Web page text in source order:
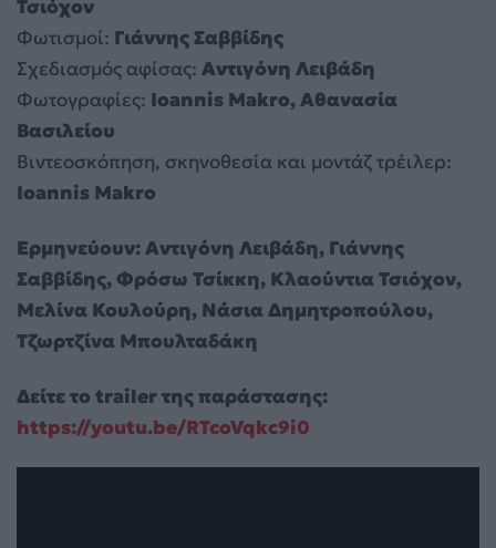
Τσιόχον
Φωτισμοί: Γιάννης Σαββίδης
Σχεδιασμός αφίσας: Αντιγόνη Λειβάδη
Φωτογραφίες: Ioannis Makro, Αθανασία
Βασιλείου
Βιντεοσκόπηση, σκηνοθεσία και μοντάζ τρέιλερ:
Ioannis Makro
Ερμηνεύουν: Αντιγόνη Λειβάδη, Γιάννης
Σαββίδης, Φρόσω Τσίκκη, Κλαούντια Τσιόχον,
Μελίνα Κουλούρη, Νάσια Δημητροπούλου,
Τζωρτζίνα Μπουλταδάκη
Δείτε το trailer της παράστασης:
https://youtu.be/RTcoVqkc9i0